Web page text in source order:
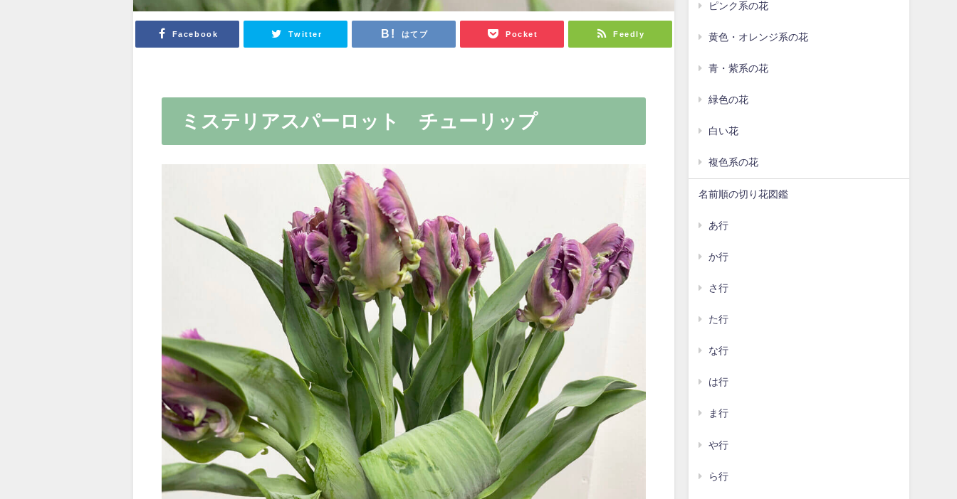
Facebook Twitter はてブ Pocket Feedly
ミステリアスパーロット チューリップ
ピンク系の花
黄色・オレンジ系の花
青・紫系の花
緑色の花
白い花
複色系の花
名前順の切り花図鑑
あ行
か行
さ行
た行
な行
は行
ま行
や行
ら行